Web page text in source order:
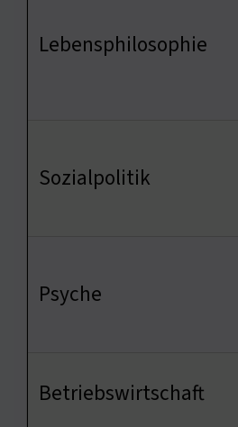
Lebensphilosophie
Sozialpolitik
Psyche
Betriebswirtschaft